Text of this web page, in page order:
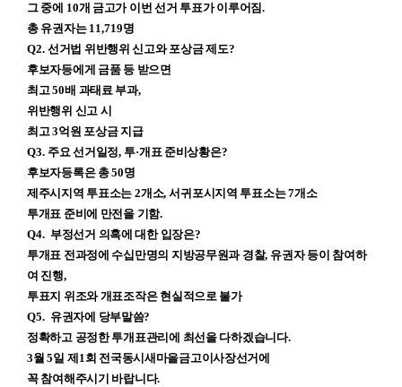
그 중에 10개 금고가 이번 선거 투표가 이루어짐.
총 유권자는 11,719명
Q2. 선거법 위반행위 신고와 포상금 제도?
후보자등에게 금품 등 받으면
최고50배 과태료 부과,
위반행위 신고 시
최고3억원 포상금 지급
Q3. 주요 선거일정, 투·개표 준비상황은?
후보자등록은 총50명
제주시지역 투표소는 2개소,서귀포시지역 투표소는7개소
투개표 준비에 만전을 기함.
Q4. 부정선거 의혹에 대한 입장은?
투개표 전과정에 수십만명의 지방공무원과 경찰, 유권자 등이 참여하
여 진행,
투표지 위조와 개표조작은 현실적으로 불가
Q5. 유권자에 당부말씀?
정확하고 공정한 투개표관리에 최선을 다하겠습니다.
3월5일 제 1회 전국동시새마을금고이사장선거에
꼭 참여해주시기 바랍니다.